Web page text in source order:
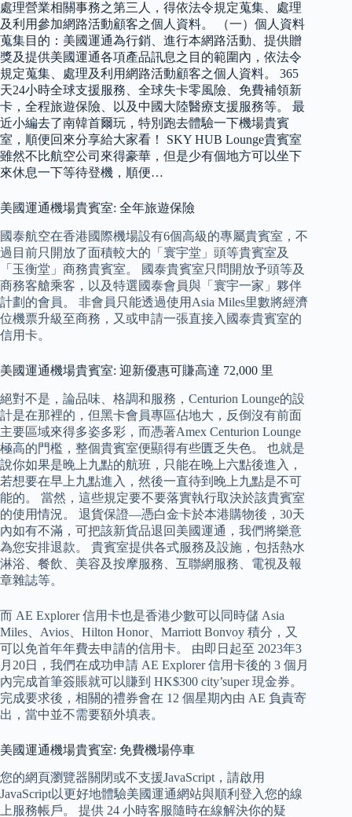
處理營業相關事務之第三人，得依法令規定蒐集、處理
及利用參加網路活動顧客之個人資料。 （一）個人資料
蒐集目的：美國運通為行銷、進行本網路活動、提供贈
獎及提供美國運通各項產品訊息之目的範圍內，依法令
規定蒐集、處理及利用網路活動顧客之個人資料。 365
天24小時全球支援服務、全球失卡零風險、免費補領新
卡，全程旅遊保險、以及中國大陸醫療支援服務等。 最
近小編去了南韓首爾玩，特別跑去體驗一下機場貴賓
室，順便回來分享給大家看！ SKY HUB Lounge貴賓室
雖然不比航空公司來得豪華，但是少有個地方可以坐下
來休息一下等待登機，順便…
美國運通機場貴賓室: 全年旅遊保險
國泰航空在香港國際機場設有6個高級的專屬貴賓室，不
過目前只開放了面積較大的「寰宇堂」頭等貴賓室及
「玉衡堂」商務貴賓室。 國泰貴賓室只問開放予頭等及
商務客艙乘客，以及特選國泰會員與「寰宇一家」夥伴
計劃的會員。 非會員只能透過使用Asia Miles里數將經濟
位機票升級至商務，又或申請一張直接入國泰貴賓室的
信用卡。
美國運通機場貴賓室: 迎新優惠可賺高達 72,000 里
絕對不是，論品味、格調和服務，Centurion Lounge的設
計是在那裡的，但黑卡會員專區佔地大，反倒沒有前面
主要區域來得多姿多彩，而憑著Amex Centurion Lounge
極高的門檻，整個貴賓室便顯得有些匱乏失色。 也就是
說你如果是晚上九點的航班，只能在晚上六點後進入，
若想要在早上九點進入，然後一直待到晚上九點是不可
能的。 當然，這些規定要不要落實執行取決於該貴賓室
的使用情況。 退貨保證—憑白金卡於本港購物後，30天
內如有不滿，可把該新貨品退回美國運通，我們將樂意
為您安排退款。 貴賓室提供各式服務及設施，包括熱水
淋浴、餐飲、美容及按摩服務、互聯網服務、電視及報
章雜誌等。
而 AE Explorer 信用卡也是香港少數可以同時儲 Asia
Miles、Avios、Hilton Honor、Marriott Bonvoy 積分，又
可以免首年年費去申請的信用卡。 由即日起至 2023年3
月20日，我們在成功申請 AE Explorer 信用卡後的 3 個月
內完成首筆簽賬就可以賺到 HK$300 city’super 現金券。
完成要求後，相關的禮券會在 12 個星期內由 AE 負責寄
出，當中並不需要額外填表。
美國運通機場貴賓室: 免費機場停車
您的網頁瀏覽器關閉或不支援JavaScript，請啟用
JavaScript以更好地體驗美國運通網站與順利登入您的線
上服務帳戶。 提供 24 小時客服隨時在線解決你的疑